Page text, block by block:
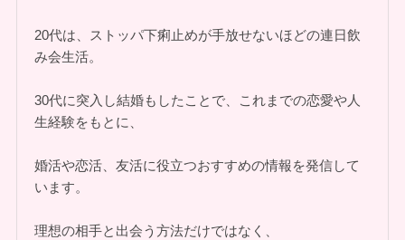
20代は、ストッパ下痢止めが手放せないほどの連日飲
み会生活。
30代に突入し結婚もしたことで、これまでの恋愛や人
生経験をもとに、
婚活や恋活、友活に役立つおすすめの情報を発信して
います。
理想の相手と出会う方法だけではなく、